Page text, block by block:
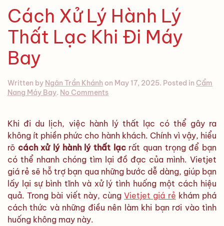
Cách Xử Lý Hành Lý
Thất Lạc Khi Đi Máy
Bay
Written by Ngân Trần Khánh on May 17, 2025. Posted in Cẩm
Nang Máy Bay. No Commentson
Lý
Hành
Lý
Thất
Lạc
Khi
Đi
Máy
Bay
Khi đi du lịch, việc hành lý thất lạc có thể gây ra
không ít phiền phức cho hành khách. Chính vì vậy, hiểu
rõ cách xử lý hành lý thất lạcrất quan trọng để bạn
có thể nhanh chóng tìm lại đồ đạc của mình. Vietjet
giá rẻ sẽ hỗ trợ bạn qua những bước dễ dàng, giúp bạn
lấy lại sự bình tĩnh và xử lý tình huống một cách hiệu
quả. Trong bài viết này, cùngVietjet giá rẻ khám phá
cách thức và những điều nên làm khi bạn rơi vào tình
huống không may này.